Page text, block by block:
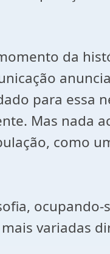
da
para essa
Mas nada
como
variadas